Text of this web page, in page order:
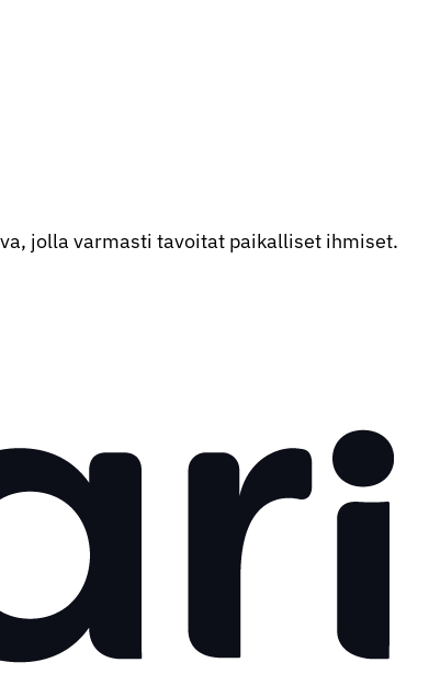
jolla varmasti tavoitat paikalliset ihmiset.